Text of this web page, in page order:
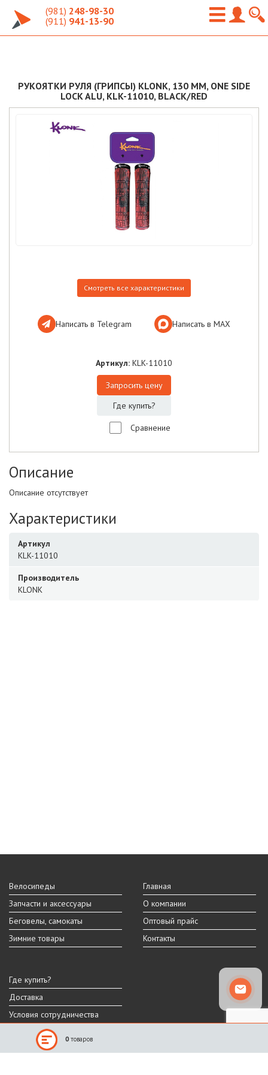
(981) 248-98-30
(911) 941-13-90
РУКОЯТКИ РУЛЯ (ГРИПСЫ) KLONK, 130 ММ, ONE SIDE
LOCK ALU, KLK-11010, BLACK/RED
Смотреть все характеристики
Написать в Telegram Написать в МАХ
Артикул: KLK-11010
Запросить цену
Где купить?
Сравнение
Описание
Описание отсутствует
Характеристики
Артикул
KLK-11010
Производитель
KLONK
Велосипеды
Запчасти и аксессуары
Беговелы, самокаты
Зимние товары
Главная
О компании
Оптовый прайс
Контакты
Где купить?
Доставка
Условия сотрудничества
Реальный внешний вид и технические характеристики товара могут
отличаться от представленных на сайте.
0 товаров